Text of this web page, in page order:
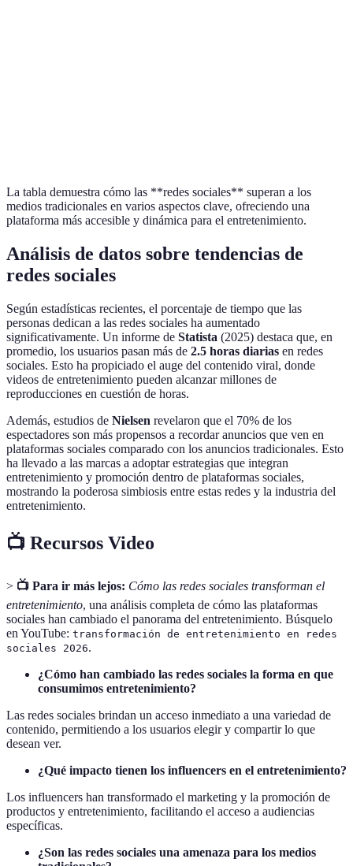
La tabla demuestra cómo las **redes sociales** superan a los
medios tradicionales en varios aspectos clave, ofreciendo una
plataforma más accesible y dinámica para el entretenimiento.
Análisis de datos sobre tendencias de
redes sociales
Según estadísticas recientes, el porcentaje de tiempo que las
personas dedican a las redes sociales ha aumentado
significativamente. Un informe de Statista (2025) destaca que, en
promedio, los usuarios pasan más de 2.5 horas diarias en redes
sociales. Esto ha propiciado el auge del contenido viral, donde
videos de entretenimiento pueden alcanzar millones de
reproducciones en cuestión de horas.
Además, estudios de Nielsen revelaron que el 70% de los
espectadores son más propensos a recordar anuncios que ven en
plataformas sociales comparado con los anuncios tradicionales. Esto
ha llevado a las marcas a adoptar estrategias que integran
entretenimiento y promoción dentro de plataformas sociales,
mostrando la poderosa simbiosis entre estas redes y la industria del
entretenimiento.
📺 Recursos Video
> 📺 Para ir más lejos: Cómo las redes sociales transforman el
entretenimiento, una análisis completa de cómo las plataformas
sociales han cambiado el panorama del entretenimiento. Búsquelo
en YouTube: transformación de entretenimiento en redes
sociales 2026.
¿Cómo han cambiado las redes sociales la forma en que
consumimos entretenimiento?
Las redes sociales brindan un acceso inmediato a una variedad de
contenido, permitiendo a los usuarios elegir y compartir lo que
desean ver.
¿Qué impacto tienen los influencers en el entretenimiento?
Los influencers han transformado el marketing y la promoción de
productos y entretenimiento, facilitando el acceso a audiencias
específicas.
¿Son las redes sociales una amenaza para los medios